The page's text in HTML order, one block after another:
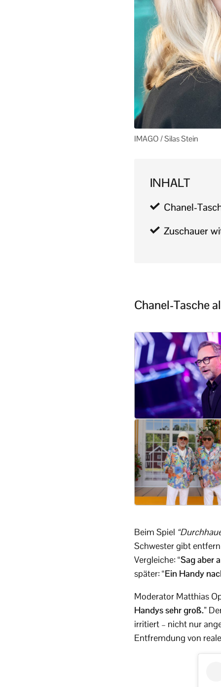
IMAGO / Silas Stein
INHALT
Chanel-
Zuschauer
Chanel-Tasche
Beim Spiel
Schwester gibt
Vergleiche: “Sag aber
später: “Ein Handy
Moderator Matthias
Handys sehr groß.”
irritiert – nicht nur
Entfremdung von